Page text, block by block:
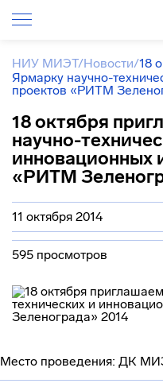
НИУ МИЭТ/Новости/18
Ярмарку научно-
проектов «РИТМ
18 октября
научно-
инновационных
«РИТМ
11 октября 2014
595 просмотров
Место проведения: ДК